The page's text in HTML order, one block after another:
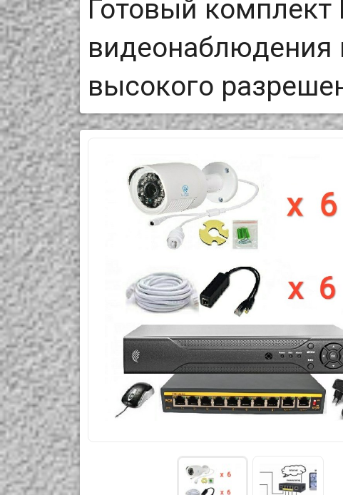
Готовый комплект
высокого